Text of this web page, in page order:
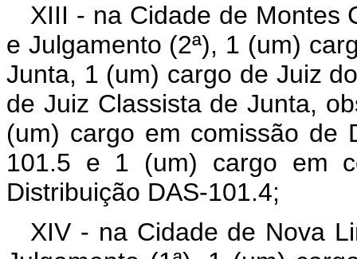
XIII - na Cidade de Montes
e Julgamento (2ª), 1 (um)
Junta, 1 (um) cargo de Juiz
de Juiz Classista de Junta,
(um) cargo em comissão de
101.5 e 1 (um) cargo em
Distribuição DAS-101.4;
XIV - na Cidade de Nova